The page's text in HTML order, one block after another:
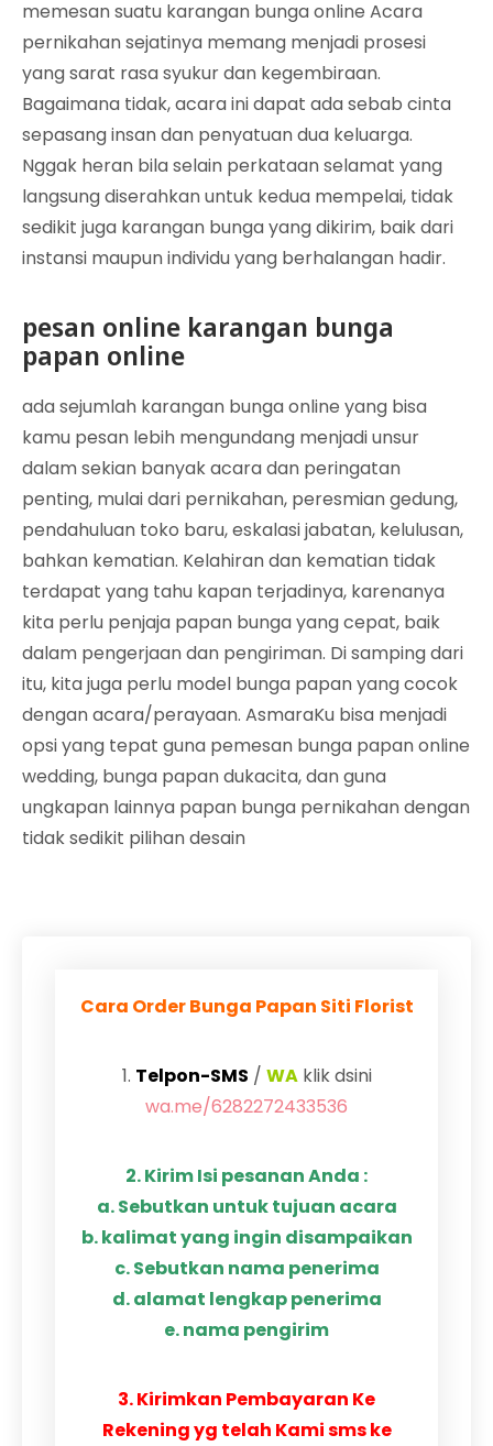
memesan suatu karangan bunga online Acara
pernikahan sejatinya memang menjadi prosesi
yang sarat rasa syukur dan kegembiraan.
Bagaimana tidak, acara ini dapat ada sebab cinta
sepasang insan dan penyatuan dua keluarga.
Nggak heran bila selain perkataan selamat yang
langsung diserahkan untuk kedua mempelai, tidak
sedikit juga karangan bunga yang dikirim, baik dari
instansi maupun individu yang berhalangan hadir.
pesan online karangan bunga
papan online
ada sejumlah karangan bunga online yang bisa
kamu pesan lebih mengundang menjadi unsur
dalam sekian banyak acara dan peringatan
penting, mulai dari pernikahan, peresmian gedung,
pendahuluan toko baru, eskalasi jabatan, kelulusan,
bahkan kematian. Kelahiran dan kematian tidak
terdapat yang tahu kapan terjadinya, karenanya
kita perlu penjaja papan bunga yang cepat, baik
dalam pengerjaan dan pengiriman. Di samping dari
itu, kita juga perlu model bunga papan yang cocok
dengan acara/perayaan. AsmaraKu bisa menjadi
opsi yang tepat guna pemesan bunga papan online
wedding, bunga papan dukacita, dan guna
ungkapan lainnya papan bunga pernikahan dengan
tidak sedikit pilihan desain
Cara Order Bunga Papan Siti Florist
1. Telpon-SMS / WAklik dsini
wa.me/6282272433536
2. Kirim Isi pesanan Anda :
a. Sebutkan untuk tujuan acara
b. kalimat yang ingin disampaikan
c. Sebutkan nama penerima
d. alamat lengkap penerima
e. nama pengirim
3. Kirimkan Pembayaran Ke
Rekening yg telah Kami sms ke